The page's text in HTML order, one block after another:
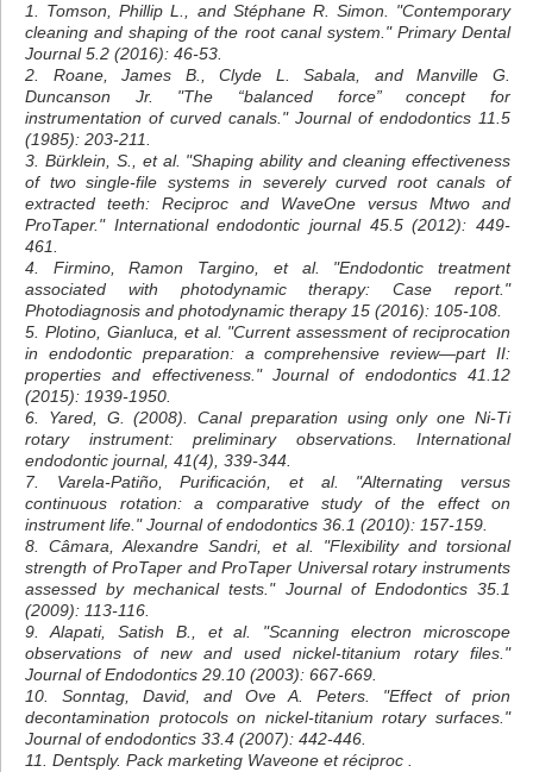
1. Tomson, Phillip L., and Stéphane R. Simon. "Contemporary
cleaning and shaping of the root canal system." Primary Dental
Journal 5.2 (2016): 46-53.
2. Roane, James B., Clyde L. Sabala, and Manville G.
Duncanson Jr. "The “balanced force” concept for
instrumentation of curved canals." Journal of endodontics 11.5
(1985): 203-211.
3. Bürklein, S., et al. "Shaping ability and cleaning effectiveness
of two single‐file systems in severely curved root canals of
extracted teeth: Reciproc and WaveOne versus Mtwo and
ProTaper." International endodontic journal 45.5 (2012): 449-
461.
4. Firmino, Ramon Targino, et al. "Endodontic treatment
associated with photodynamic therapy: Case report."
Photodiagnosis and photodynamic therapy 15 (2016): 105-108.
5. Plotino, Gianluca, et al. "Current assessment of reciprocation
in endodontic preparation: a comprehensive review—part II:
properties and effectiveness." Journal of endodontics 41.12
(2015): 1939-1950.
6. Yared, G. (2008). Canal preparation using only one Ni‐Ti
rotary instrument: preliminary observations. International
endodontic journal, 41(4), 339-344.
7. Varela-Patiño, Purificación, et al. "Alternating versus
continuous rotation: a comparative study of the effect on
instrument life." Journal of endodontics 36.1 (2010): 157-159.
8. Câmara, Alexandre Sandri, et al. "Flexibility and torsional
strength of ProTaper and ProTaper Universal rotary instruments
assessed by mechanical tests." Journal of Endodontics 35.1
(2009): 113-116.
9. Alapati, Satish B., et al. "Scanning electron microscope
observations of new and used nickel-titanium rotary files."
Journal of Endodontics 29.10 (2003): 667-669.
10. Sonntag, David, and Ove A. Peters. "Effect of prion
decontamination protocols on nickel-titanium rotary surfaces."
Journal of endodontics 33.4 (2007): 442-446.
11. Dentsply. Pack marketing Waveone et réciproc .